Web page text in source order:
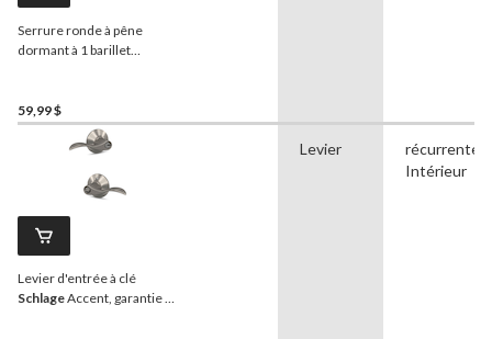
Serrure ronde à pêne
dormant à 1 barillet
59,99 $
Levier d'entrée à clé
SchlageAccent, garantie à
Levier
récurrente,
Intérieur